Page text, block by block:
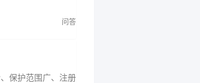
问答
保护范围广、注册